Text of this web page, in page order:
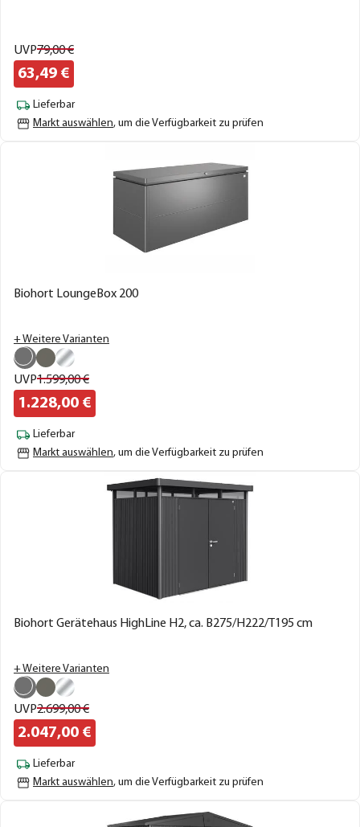
UVP79,00€
63,49 €
Lieferbar
Markt auswählen, um die Verfügbarkeit zu prüfen
Biohort LoungeBox 200
+ Weitere Varianten
UVP1.599,00€
1.228,00 €
Lieferbar
Markt auswählen, um die Verfügbarkeit zu prüfen
Biohort Gerätehaus HighLine H2, ca. B275/H222/T195 cm
+ Weitere Varianten
UVP2.699,00€
2.047,00 €
Lieferbar
Markt auswählen, um die Verfügbarkeit zu prüfen